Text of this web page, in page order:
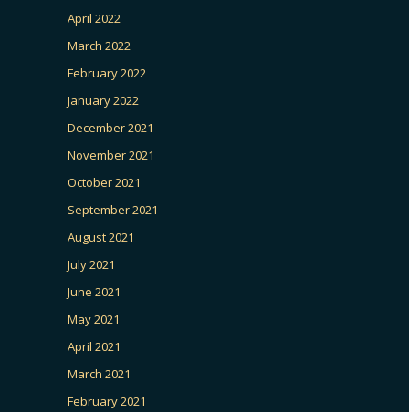
April 2022
March 2022
February 2022
January 2022
December 2021
November 2021
October 2021
September 2021
August 2021
July 2021
June 2021
May 2021
April 2021
March 2021
February 2021